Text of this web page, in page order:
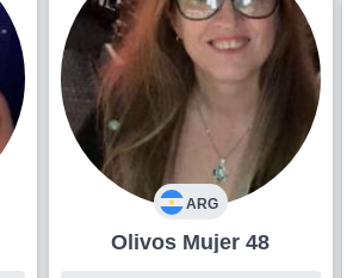
ARG
Olivos Mujer 48